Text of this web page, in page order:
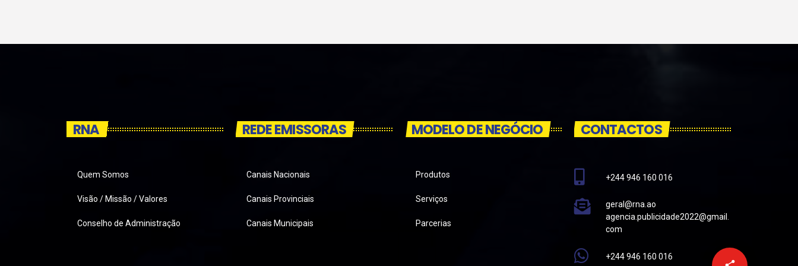
RNA
Quem Somos
Visão / Missão / Valores
Conselho de Administração
REDE EMISSORAS
Canais Nacionais
Canais Provinciais
Canais Municipais
MODELO DE NEGÓCIO
Produtos
Serviços
Parcerias
CONTACTOS
+244 946 160 016
geral@rna.ao
agencia.publicidade2022@gmail.
com
+244 946 160 016